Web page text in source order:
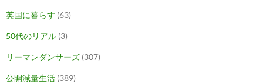
英国に暮らす (63)
50代のリアル (3)
リーマンダンサーズ (307)
公開減量生活 (389)